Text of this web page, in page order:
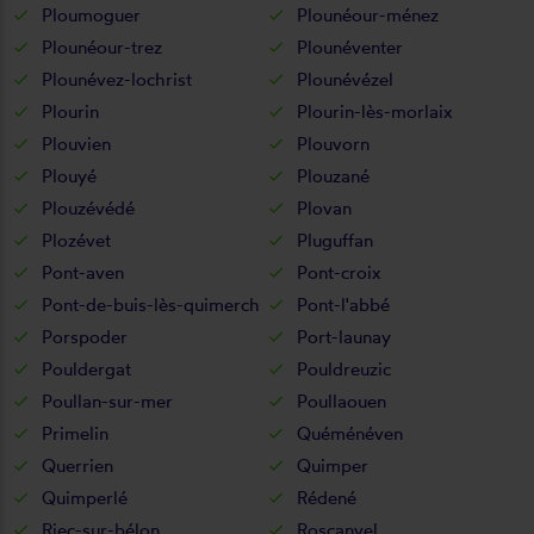
Ploumoguer
Plounéour-ménez
Plounéour-trez
Plounéventer
Plounévez-lochrist
Plounévézel
Plourin
Plourin-lès-morlaix
Plouvien
Plouvorn
Plouyé
Plouzané
Plouzévédé
Plovan
Plozévet
Pluguffan
Pont-aven
Pont-croix
Pont-de-buis-lès-quimerch
Pont-l'abbé
Porspoder
Port-launay
Pouldergat
Pouldreuzic
Poullan-sur-mer
Poullaouen
Primelin
Quéménéven
Querrien
Quimper
Quimperlé
Rédené